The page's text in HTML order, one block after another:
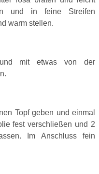
und in feine Streifen
warm stellen.
und mit etwas von der
Topf geben und einmal
fest verschließen und 2
Im Anschluss fein